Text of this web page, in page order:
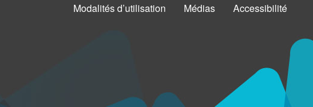
Modalités d’utilisation Médias Accessibilité